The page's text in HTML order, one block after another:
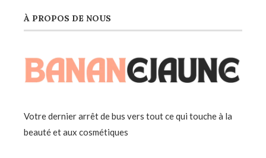
À PROPOS DE NOUS
Votre dernier arrêt de bus vers tout ce qui touche à la
beauté et aux cosmétiques